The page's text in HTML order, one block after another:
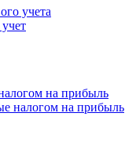
учета
на прибыль
налогом на прибыль